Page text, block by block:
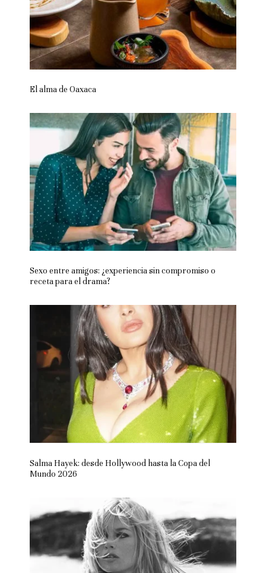
El alma de Oaxaca
Sexo entre amigos: ¿experiencia sin compromiso o
receta para el drama?
Salma Hayek: desde Hollywood hasta la Copa del
Mundo 2026